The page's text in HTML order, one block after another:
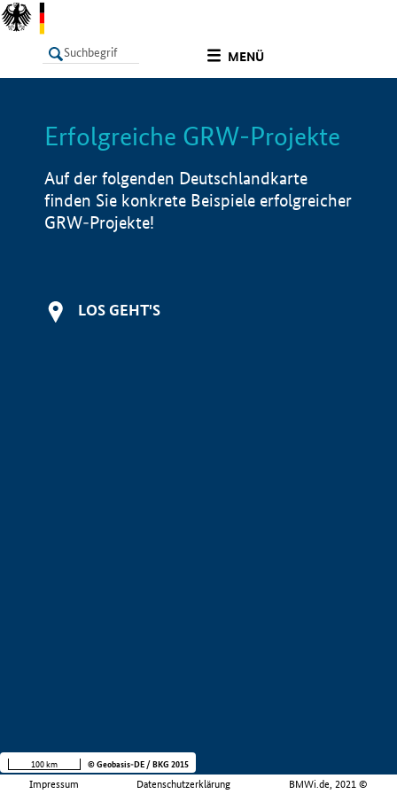
MENÜ
LISTE Info
Erfolgreiche GRW-Projekte
Auf der folgenden Deutschlandkarte
finden Sie konkrete Beispiele erfolgreicher
GRW-Projekte!
LOS GEHT'S
Impressum Datenschutzerklärung BMWi.de, 2021 ©
100 km © Geobasis-DE / BKG 2015